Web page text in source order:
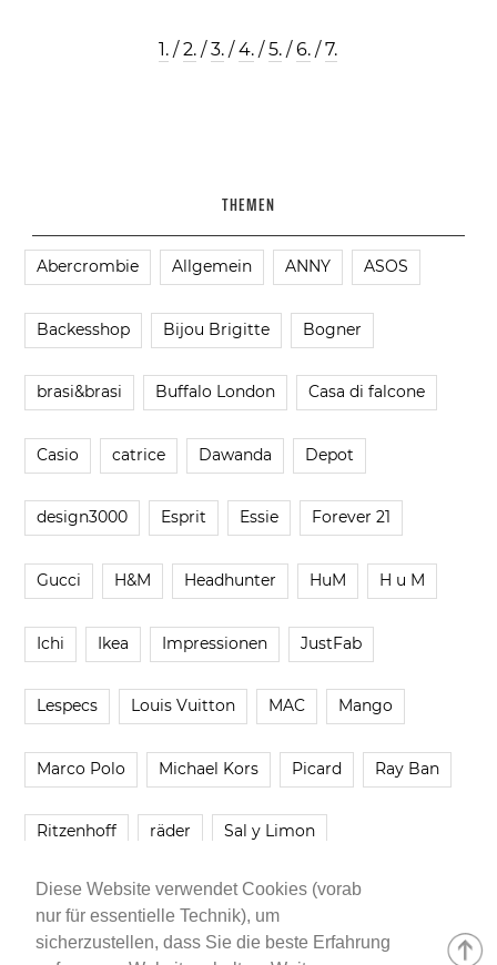
Diese Website verwendet Cookies (vorab
nur für essentielle Technik), um
sicherzustellen, dass Sie die beste Erfahrung
1. /2. /3. /4. /5. /6. /7.
THEMEN
Abercrombie Allgemein ANNY ASOS
Backesshop Bijou Brigitte Bogner
brasi&brasi Buffalo London Casa di falcone
Casio catrice Dawanda Depot
design3000 Esprit Essie Forever 21
Gucci H&M Headhunter HuM H u M
Ichi Ikea Impressionen JustFab
Lespecs Louis Vuitton MAC Mango
Marco Polo Michael Kors Picard Ray Ban
Ritzenhoff räder Sal y Limon
Smartbuyglasses smash! Steve Madden
Westwing Younique Zalando Zara